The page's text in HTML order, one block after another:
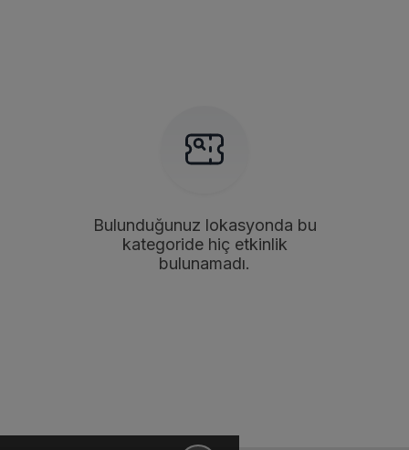
Bulunduğunuz lokasyonda bu
kategoride hiç etkinlik
bulunamadı.